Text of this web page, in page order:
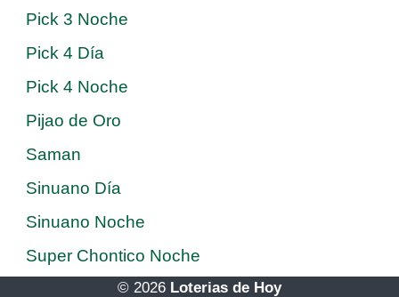
Pick 3 Noche
Pick 4 Día
Pick 4 Noche
Pijao de Oro
Saman
Sinuano Día
Sinuano Noche
Super Chontico Noche
© 2026 Loterias de Hoy